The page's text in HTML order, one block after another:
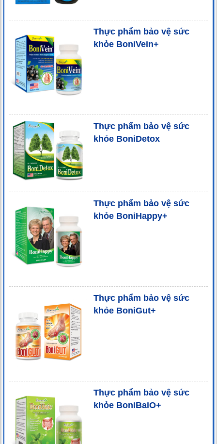
Thực phẩm bảo vệ sức
khỏe BoniVein+
Thực phẩm bảo vệ sức
khỏe BoniDetox
Thực phẩm bảo vệ sức
khỏe BoniHappy+
Thực phẩm bảo vệ sức
khỏe BoniGut+
Thực phẩm bảo vệ sức
khỏe BoniBaiO+